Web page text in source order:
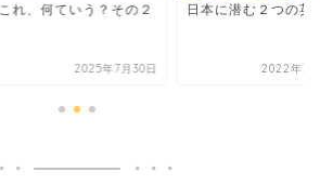
これ、何ていう？その２
2025年7月30日
日本に潜む２つの英
2022年3